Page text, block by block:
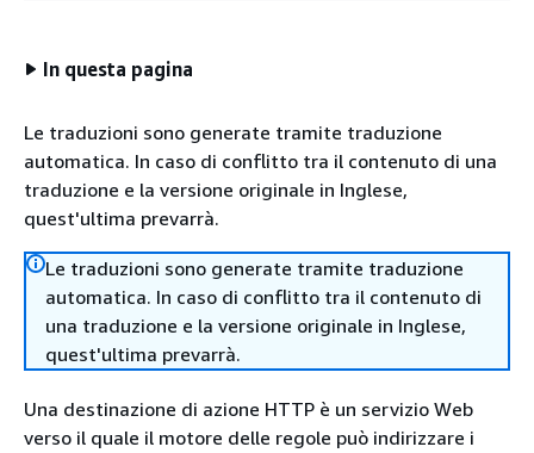
In questa pagina
Le traduzioni sono generate tramite traduzione
automatica. In caso di conflitto tra il contenuto di una
traduzione e la versione originale in Inglese,
quest'ultima prevarrà.
Le traduzioni sono generate tramite traduzione
automatica. In caso di conflitto tra il contenuto di
una traduzione e la versione originale in Inglese,
quest'ultima prevarrà.
Una destinazione di azione HTTP è un servizio Web
verso il quale il motore delle regole può indirizzare i